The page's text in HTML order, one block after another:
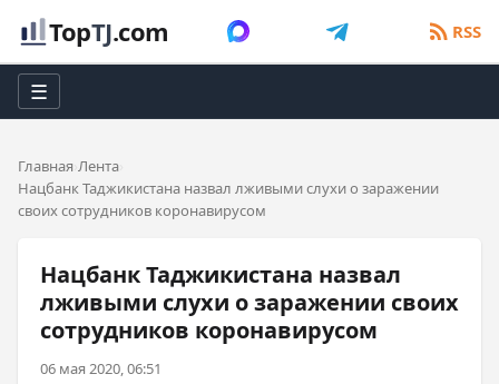
TopTJ.com RSS
☰
Главная Лента
Нацбанк Таджикистана назвал лживыми слухи о заражении
своих сотрудников коронавирусом
Нацбанк Таджикистана назвал
лживыми слухи о заражении своих
сотрудников коронавирусом
06 мая 2020, 06:51